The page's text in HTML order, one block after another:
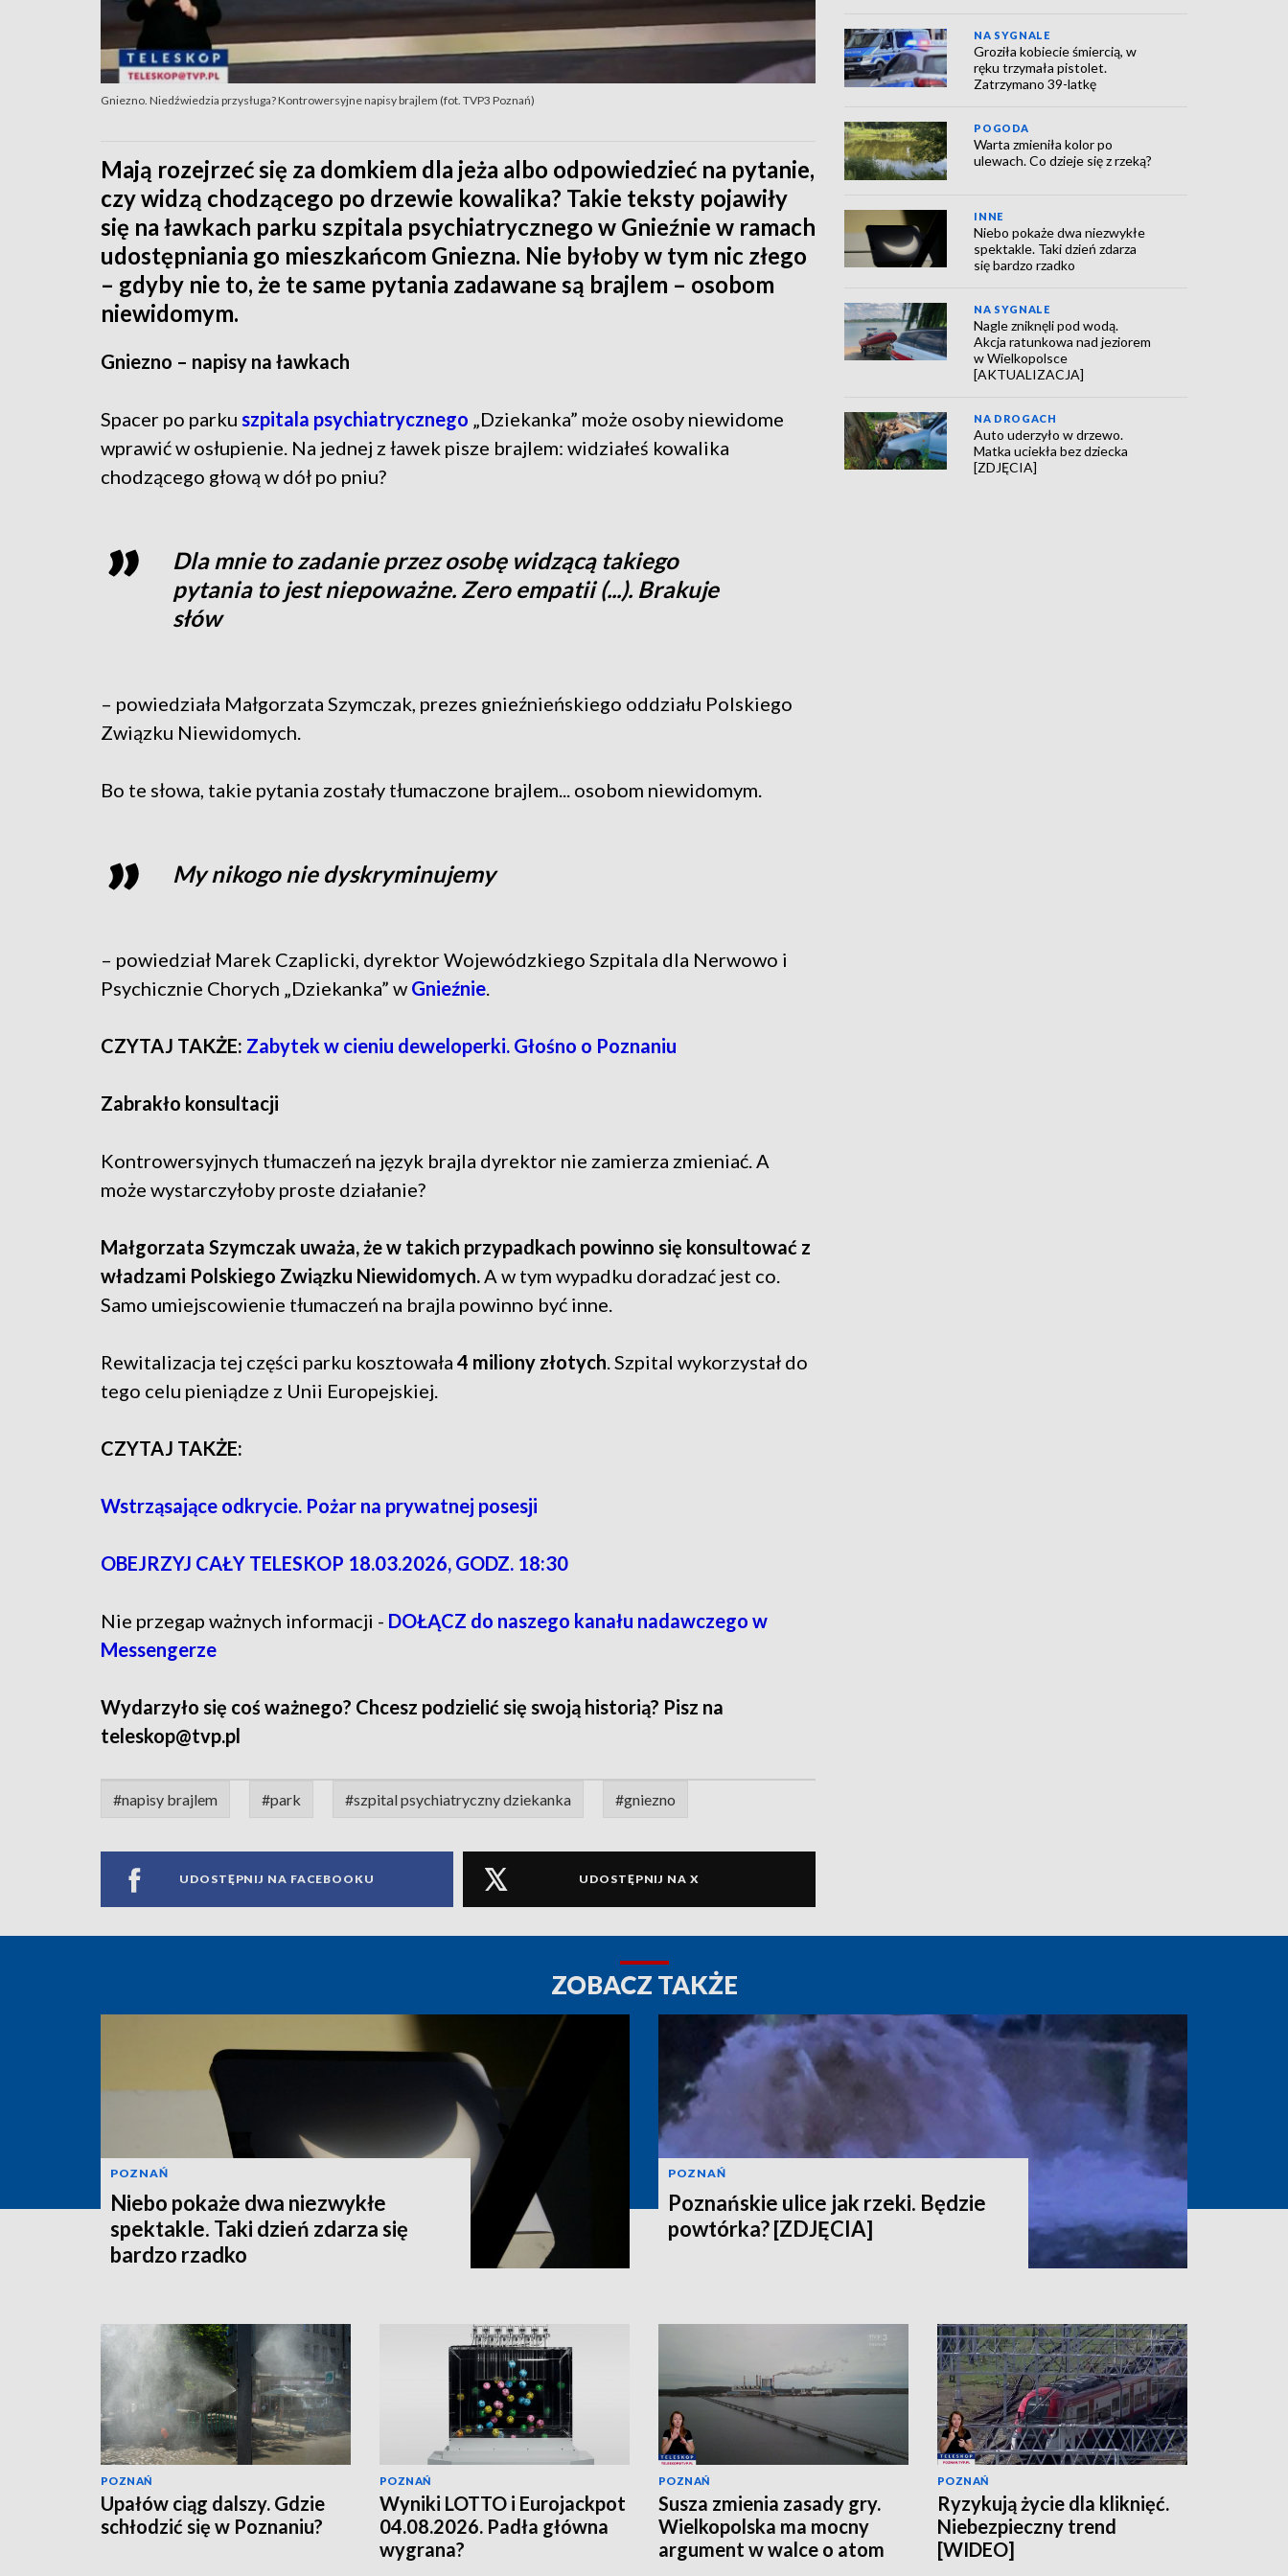
Gniezno. Niedźwiedzia przysługa? Kontrowersyjne napisy brajlem (fot. TVP3 Poznań)
Mają rozejrzeć się za domkiem dla jeża albo odpowiedzieć na pytanie,
czy widzą chodzącego po drzewie kowalika? Takie teksty pojawiły
się na ławkach parku szpitala psychiatrycznego w Gnieźnie w ramach
udostępniania go mieszkańcom Gniezna. Nie byłoby w tym nic złego
– gdyby nie to, że te same pytania zadawane są brajlem – osobom
niewidomym.
Gniezno – napisy na ławkach
Spacer po parku szpitala psychiatrycznego „Dziekanka” może osoby niewidome
wprawić w osłupienie. Na jednej z ławek pisze brajlem: widziałeś kowalika
chodzącego głową w dół po pniu?
Dla mnie to zadanie przez osobę widzącą takiego
pytania to jest niepoważne. Zero empatii (...). Brakuje
słów
– powiedziała Małgorzata Szymczak, prezes gnieźnieńskiego oddziału Polskiego
Związku Niewidomych.
Bo te słowa, takie pytania zostały tłumaczone brajlem... osobom niewidomym.
My nikogo nie dyskryminujemy
– powiedział Marek Czaplicki, dyrektor Wojewódzkiego Szpitala dla Nerwowo i
Psychicznie Chorych „Dziekanka” w Gnieźnie
CZYTAJ TAKŻE: Zabytek w cieniu deweloperki. Głośno o Poznaniu
Zabrakło konsultacji
Kontrowersyjnych tłumaczeń na język brajla dyrektor nie zamierza zmieniać. A
może wystarczyłoby proste działanie?
Małgorzata Szymczak uważa, że w takich przypadkach powinno się konsultować z
władzami Polskiego Związku Niewidomych. A w tym wypadku doradzać jest co.
Samo umiejscowienie tłumaczeń na brajla powinno być inne.
Rewitalizacja tej części parku kosztowała 4 miliony złotych . Szpital wykorzystał do
tego celu pieniądze z Unii Europejskiej.
CZYTAJ TAKŻE:
Wstrząsające odkrycie. Pożar na prywatnej posesji
OBEJRZYJ CAŁY TELESKOP 18.03.2026, GODZ. 18:30
Nie przegap ważnych informacji - DOŁĄCZ do naszego kanału nadawczego w
Messengerze
Wydarzyło się coś ważnego? Chcesz podzielić się swoją historią? Pisz na
teleskop@tvp.pl
#napisy brajlem #park #szpital psychiatryczny dziekanka #gniezno
UDOSTĘPNIJ NA FACEBOOKU UDOSTĘPNIJ NA X
NA SYGNALE
Groziła kobiecie śmiercią, w
ręku trzymała pistolet.
Zatrzymano 39-latkę
POGODA
Warta zmieniła kolor po
ulewach. Co dzieje się z rzeką?
INNE
Niebo pokaże dwa niezwykłe
spektakle. Taki dzień zdarza
się bardzo rzadko
NA SYGNALE
Nagle zniknęli pod wodą.
Akcja ratunkowa nad jeziorem
w Wielkopolsce
[AKTUALIZACJA]
NA DROGACH
Auto uderzyło w drzewo.
Matka uciekła bez dziecka
[ZDJĘCIA]
ZOBACZ TAKŻE
POZNAŃ
Niebo pokaże dwa niezwykłe
spektakle. Taki dzień zdarza się
bardzo rzadko
POZNAŃ
Poznańskie ulice jak rzeki. Będzie
powtórka? [ZDJĘCIA]
POZNAŃ
Upałów ciąg dalszy. Gdzie
schłodzić się w Poznaniu?
POZNAŃ
Wyniki LOTTO i Eurojackpot
04.08.2026. Padła główna
wygrana?
POZNAŃ
Susza zmienia zasady gry.
Wielkopolska ma mocny
argument w walce o atom
POZNAŃ
Ryzykują życie dla kliknięć.
Niebezpieczny trend
[WIDEO]